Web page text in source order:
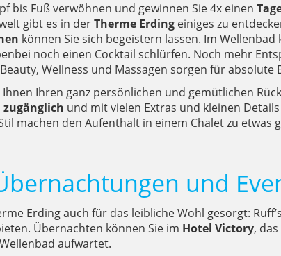
bis Fuß verwöhnen und gewinnen Sie 4x einen
gibt es in derTherme Erding einiges zu
können Sie sich begeistern lassen. Im Wellenbad
noch einen Cocktail schlürfen. Noch mehr
Wellness und Massagen sorgen für absolute
Ihren ganz persönlichen und gemütlichen
und mit vielen Extras und kleinen
machen den Aufenthalt in einem Chalet zu etwas
und
Erding auch für das leibliche Wohl gesorgt:
Übernachten können Sie im Hotel Victory,
aufwartet.